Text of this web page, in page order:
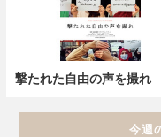
撃たれた自由の声を撮れ
今週